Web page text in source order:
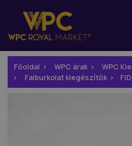
Főoldal WPC árak
WPC
Falburkolat kiegészítők